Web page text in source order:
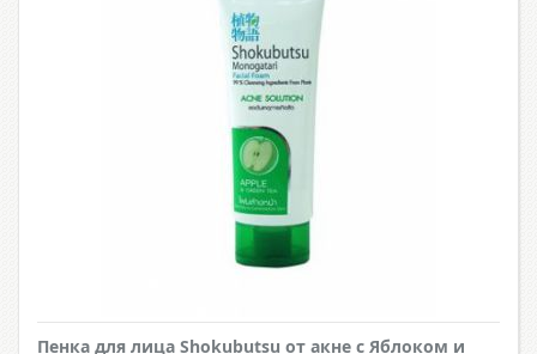
Пенка для лица Shokubutsu от акне с Яблоком и